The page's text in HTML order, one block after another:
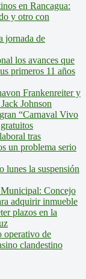
en Rancagua:
y otro con
jornada de
los avances que
primeros 11 años
Frankenreiter y
Johnson
“Carnaval Vivo
tras
un problema serio
lunes la suspensión
Municipal: Concejo
adquirir inmueble
plazos en la
operativo de
clandestino